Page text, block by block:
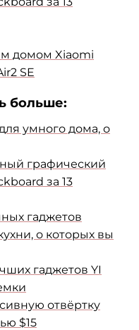
домом Xiaomi
SE
больше:
умного дома, о
графический
за 13
гаджетов
о которых вы
гаджетов YI
отвёртку
$15